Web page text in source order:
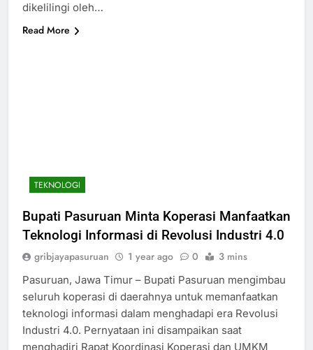
dikelilingi oleh…
Read More
TEKNOLOGI
Bupati Pasuruan Minta Koperasi Manfaatkan
Teknologi Informasi di Revolusi Industri 4.0
gribjayapasuruan 1 year ago 0 3 mins
Pasuruan, Jawa Timur – Bupati Pasuruan mengimbau
seluruh koperasi di daerahnya untuk memanfaatkan
teknologi informasi dalam menghadapi era Revolusi
Industri 4.0. Pernyataan ini disampaikan saat
menghadiri Rapat Koordinasi Koperasi dan UMKM